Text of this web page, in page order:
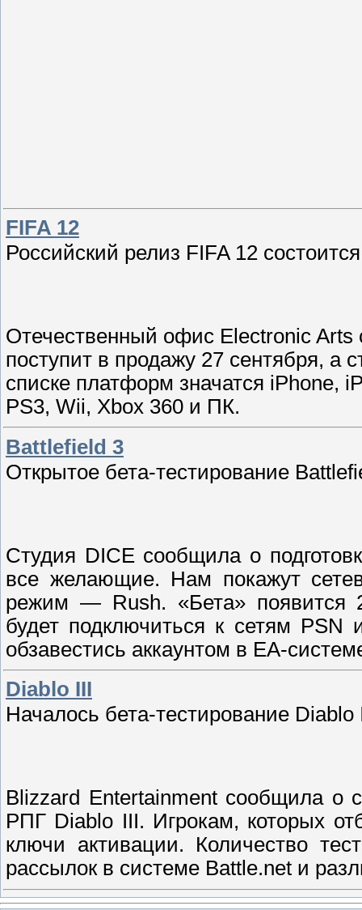
FIFA 12
Российский релиз FIFA 12
Отечественный офис Electronic
поступит в продажу 27 сентября, а
списке платформ значатся iPhone,
PS3, Wii, Xbox 360 и ПК.
Battlefield 3
Открытое бета-тестирование
Студия DICE сообщила о
все желающие. Нам покажут
режим — Rush. «Бета» появится
будет подключиться к сетям
обзавестись аккаунтом в ЕА-
Diablo III
Началось бета-тестирование Diablo
Blizzard Entertainment сообщила о
РПГ Diablo III. Игрокам, которых
ключи активации. Количество
рассылок в системе Battle.net и